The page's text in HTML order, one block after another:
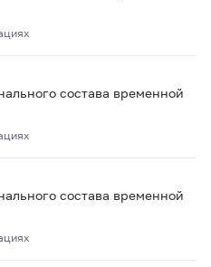
состава временной
состава временной